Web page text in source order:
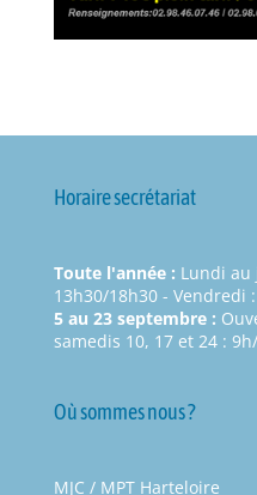
Horaire secrétariat
Toute l'année : Lundi au
13h30/18h30 - Vendredi
5 au 23 septembre :
samedis 10, 17 et 24 :
Où sommes nous ?
MJC / MPT Harteloire